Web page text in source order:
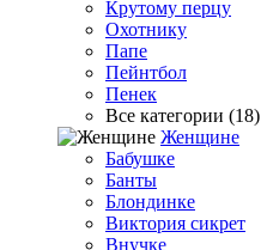
Крутому перцу
Охотнику
Папе
Пейнтбол
Пенек
Все категории (18)
Женщине
Бабушке
Банты
Блондинке
Виктория сикрет
Внучке